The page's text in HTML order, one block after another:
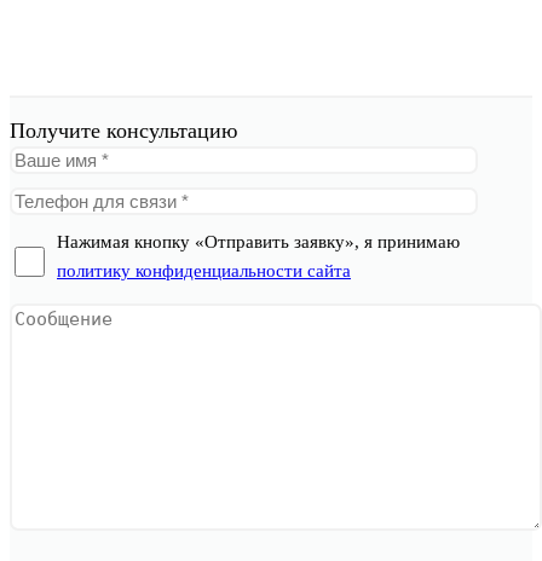
Получите консультацию
Нажимая кнопку «Отправить заявку», я принимаю
политику конфиденциальности сайта